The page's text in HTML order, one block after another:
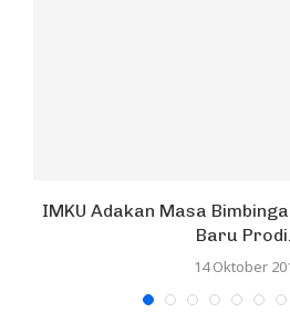
IMKU Adakan Masa
Baru Prodi...
14 Oktober